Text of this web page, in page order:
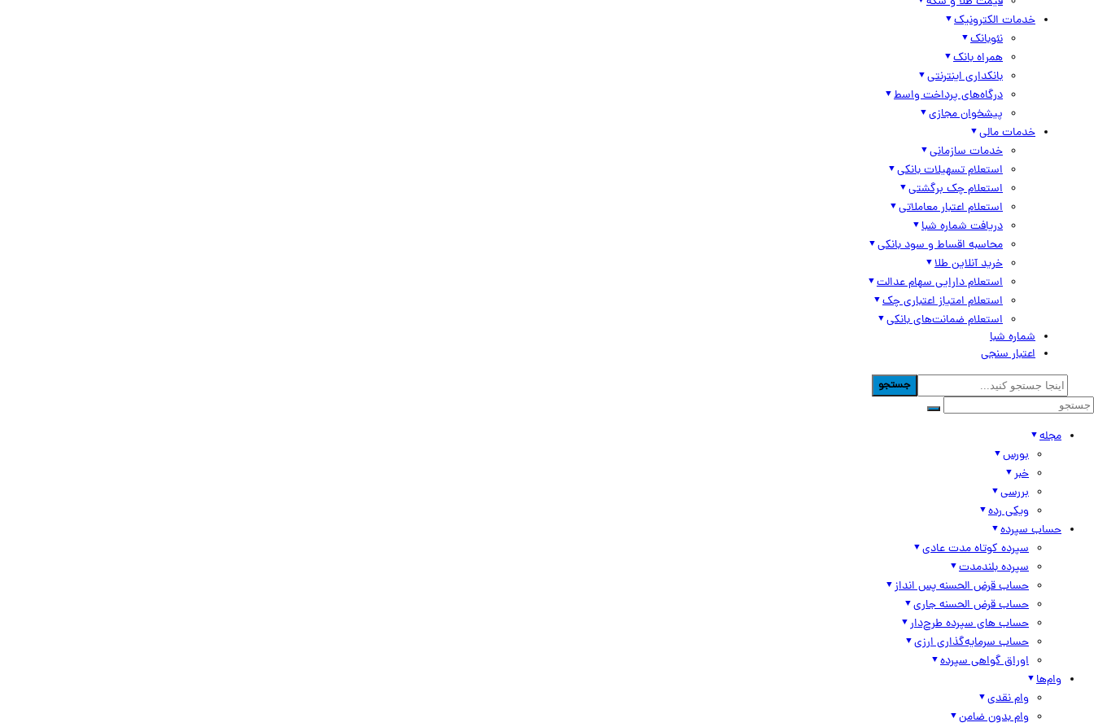
خدمات الکترونیک
نئوبانک
همراه بانک
بانکداری اینترنتی
درگاه‌های پرداخت واسط
پیشخوان مجازی
خدمات مالی
خدمات سازمانی
استعلام تسهیلات بانکی
استعلام چک برگشتی
استعلام اعتبار معاملاتی
دریافت شماره شبا
محاسبه اقساط و سود بانکی
خرید آنلاین طلا
استعلام دارایی سهام عدالت
استعلام امتیاز اعتباری چک
استعلام ضمانت‌های بانکی
شماره شبا
اعتبار سنجی
جستجو
مجله
بورس
خبر
بررسی
ویکی رده
حساب سپرده
سپرده کوتاه مدت عادی
سپرده بلندمدت
حساب قرض الحسنه پس انداز
حساب قرض الحسنه جاری
حساب های سپرده طرح‌دار
حساب سرمایه‌گذاری ارزی
اوراق گواهی سپرده
وام‌ها
وام نقدی
وام بدون ضامن